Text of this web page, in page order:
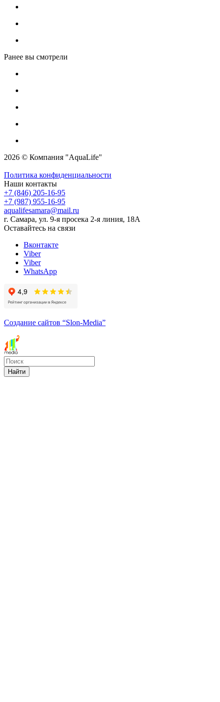
Ранее вы смотрели
2026 © Компания "AquaLife"
Политика конфиденциальности
Наши контакты
+7 (846) 205-16-95
+7 (987) 955-16-95
aqualifesamara@mail.ru
г. Самара, ул. 9-я просека 2-я линия, 18А
Оставайтесь на связи
Вконтакте
Viber
Viber
WhatsApp
Создание сайтов “Slon-Media”
Найти